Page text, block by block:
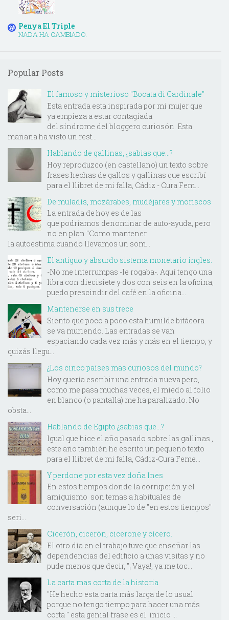
Penya El Triple
NADA HA CAMBIADO.
Popular Posts
El famoso y misterioso "Bocata di Cardinale"
Esta entrada esta inspirada por mi mujer que
ya empieza a estar contagiada
del síndrome del bloggero curiosón. Esta
mañana ha visto un rest...
Hablando de gallinas, ¿sabias que...?
Hoy reproduzco (en castellano) un texto sobre
frases hechas de gallos y gallinas que escribí
para el llibret de mi falla, Cádiz - Cura Fem...
De muladís, mozárabes, mudéjares y moriscos
La entrada de hoy es de las
que podríamos denominar de auto-ayuda, pero
no en plan "Como mantener
la autoestima cuando llevamos un som...
El antiguo y absurdo sistema monetario ingles.
-No me interrumpas -le rogaba-. Aquí tengo una
libra con diecisiete y dos con seis en la oficina;
puedo prescindir del café en la oficina...
Mantenerse en sus trece
Siento que poco a poco esta humilde bitácora
se va muriendo. Las entradas se van
espaciando cada vez más y más en el tiempo, y
quizás llegu...
¿Los cinco países mas curiosos del mundo?
Hoy quería escribir una entrada nueva pero,
como me pasa muchas veces, el miedo al folio
en blanco (o pantalla) me ha paralizado. No
obsta...
Hablando de Egipto ¿sabias que...?
Igual que hice el año pasado sobre las gallinas ,
este año también he escrito un pequeño texto
para el llibret de mi falla, Cádiz-Cura Feme...
Y perdone por esta vez doña Ines
En estos tiempos donde la corrupción y el
amiguismo son temas a habituales de
conversación (aunque lo de "en estos tiempos"
seri...
Cicerón, cicerón, cicerone y cícero.
El otro día en el trabajo tuve que enseñar las
dependencias del edificio a unas visitas y no
pude menos que decir, "¡ Vaya!, ya me toc...
La carta mas corta de la historia
"He hecho esta carta más larga de lo usual
porque no tengo tiempo para hacer una más
corta " esta genial frase es el inicio ...